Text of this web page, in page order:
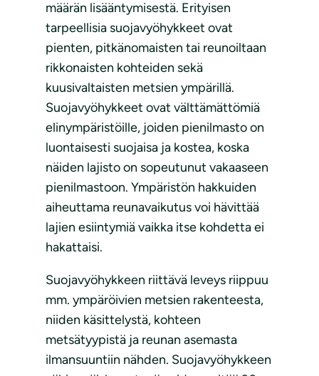
määrän lisääntymisestä. Erityisen
tarpeellisia suojavyöhykkeet ovat
pienten, pitkänomaisten tai reunoiltaan
rikkonaisten kohteiden sekä
kuusivaltaisten metsien ympärillä.
Suojavyöhykkeet ovat välttämättömiä
elinympäristöille, joiden pienilmasto on
luontaisesti suojaisa ja kostea, koska
näiden lajisto on sopeutunut vakaaseen
pienilmastoon. Ympäristön hakkuiden
aiheuttama reunavaikutus voi hävittää
lajien esiintymiä vaikka itse kohdetta ei
hakattaisi.
Suojavyöhykkeen riittävä leveys riippuu
mm. ympäröivien metsien rakenteesta,
niiden käsittelystä, kohteen
metsätyypistä ja reunan asemasta
ilmansuuntiin nähden. Suojavyöhykkeen